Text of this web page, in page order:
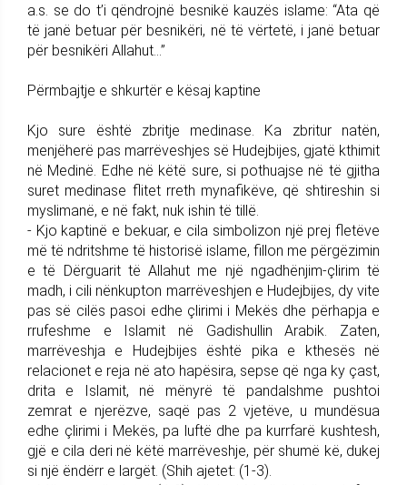
a.s. se do t’i qëndrojnë besnikë kauzës islame: “Ata që
të janë betuar për besnikëri, në të vërtetë, i janë betuar
për besnikëri Allahut...”
Përmbajtje e shkurtër e kësaj kaptine
Kjo sure është zbritje medinase. Ka zbritur natën,
menjëherë pas marrëveshjes së Hudejbijes, gjatë kthimit
në Medinë. Edhe në këtë sure, si pothuajse në të gjitha
suret medinase flitet rreth mynafikëve, që shtireshin si
myslimanë, e në fakt, nuk ishin të tillë.
- Kjo kaptinë e bekuar, e cila simbolizon një prej fletëve
më të ndritshme të historisë islame, fillon me përgëzimin
e të Dërguarit të Allahut me një ngadhënjim-çlirim të
madh, i cili nënkupton marrëveshjen e Hudejbijes, dy vite
pas së cilës pasoi edhe çlirimi i Mekës dhe përhapja e
rrufeshme e Islamit në Gadishullin Arabik. Zaten,
marrëveshja e Hudejbijes është pika e kthesës në
relacionet e reja në ato hapësira, sepse që nga ky çast,
drita e Islamit, në mënyrë të pandalshme pushtoi
zemrat e njerëzve, saqë pas 2 vjetëve, u mundësua
edhe çlirimi i Mekës, pa luftë dhe pa kurrfarë kushtesh,
gjë e cila deri në këtë marrëveshje, për shumë kë, dukej
si një ëndërr e largët. (Shih ajetet: (1-3).